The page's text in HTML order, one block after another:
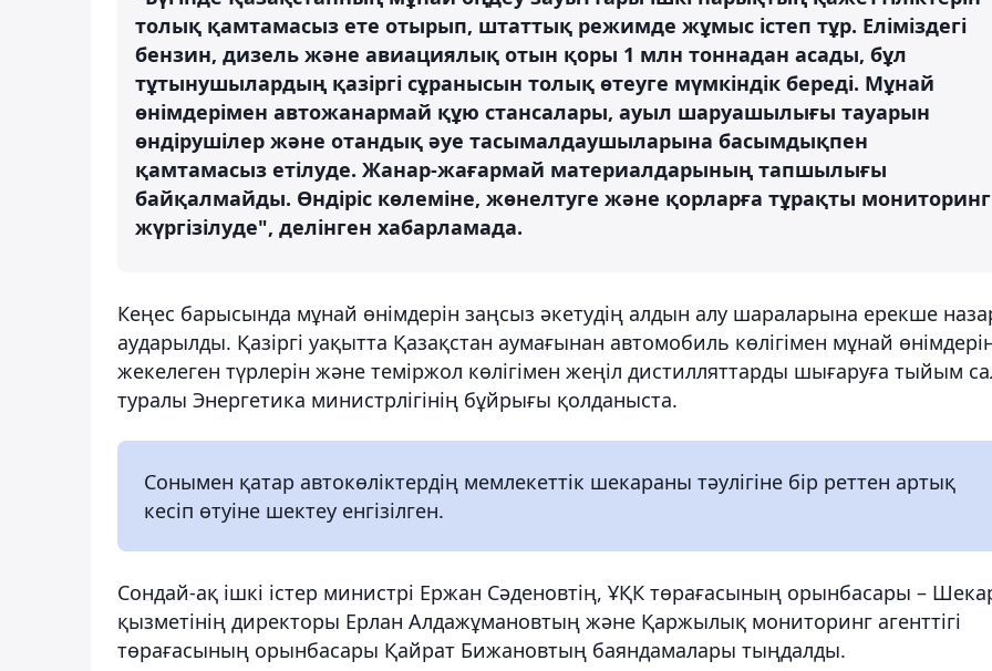
толық қамтамасыз ете отырып, штаттық режимде жұмыс істеп тұр. Еліміздегі
бензин, дизель және авиациялық отын қоры 1 млн тоннадан асады, бұл
тұтынушылардың қазіргі сұранысын толық өтеуге мүмкіндік береді. Мұнай
өнімдерімен автожанармай құю стансалары, ауыл шаруашылығы тауарын
өндірушілер және отандық әуе тасымалдаушыларына басымдықпен
қамтамасыз етілуде. Жанар-жағармай материалдарының тапшылығы
байқалмайды. Өндіріс көлеміне, жөнелтуге және қорларға тұрақты мониторинг
жүргізілуде", делінген хабарламада.
Кеңес барысында мұнай өнімдерін заңсыз әкетудің алдын алу шараларына ерекше
аударылды. Қазіргі уақытта Қазақстан аумағынан автомобиль көлігімен мұнай
жекелеген түрлерін және теміржол көлігімен жеңіл дистилляттарды шығаруға тыйым
туралы Энергетика министрлігінің бұйрығы қолданыста.
Сонымен қатар автокөліктердің мемлекеттік шекараны тәулігіне бір реттен артық
кесіп өтуіне шектеу енгізілген.
Сондай-ақ ішкі істер министрі Ержан Сәденовтің, ҰҚК төрағасының орынбасары –
қызметінің директоры Ерлан Алдажұмановтың және Қаржылық мониторинг агенттігі
төрағасының орынбасары Қайрат Бижановтың баяндамалары тыңдалды.